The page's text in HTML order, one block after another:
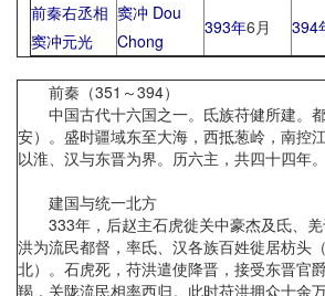
前秦右丞相
窦冲元光
窦冲 Dou
Chong
393年6月 394
前秦（351～394）
中国古代十六国之一。氐族苻健所建。
安）。盛时疆域东至大海，西抵葱岭，南控
以淮、汉与东晋为界。历六主，共四十四年。
建国与统一北方
333年，后赵主石虎徙关中豪杰及氐、羌
洪为流民都督，率氐、汉各族百姓徙居枋头
北）。石虎死，苻洪遣使降晋，接受东晋官
羯，关陇流民相率西归。此时苻洪拥众十余